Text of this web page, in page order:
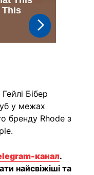
Бібер
у межах
бренду Rhode з
канал.
найсвіжіші та